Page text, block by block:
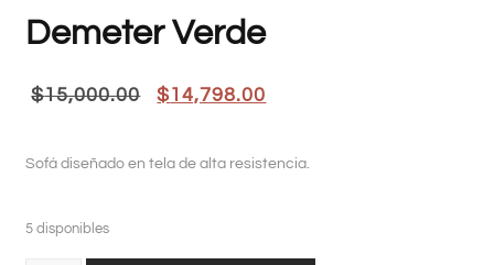
Demeter Verde
$15,000.00 $14,798.00
Sofá diseñado en tela de alta resistencia.
5 disponibles